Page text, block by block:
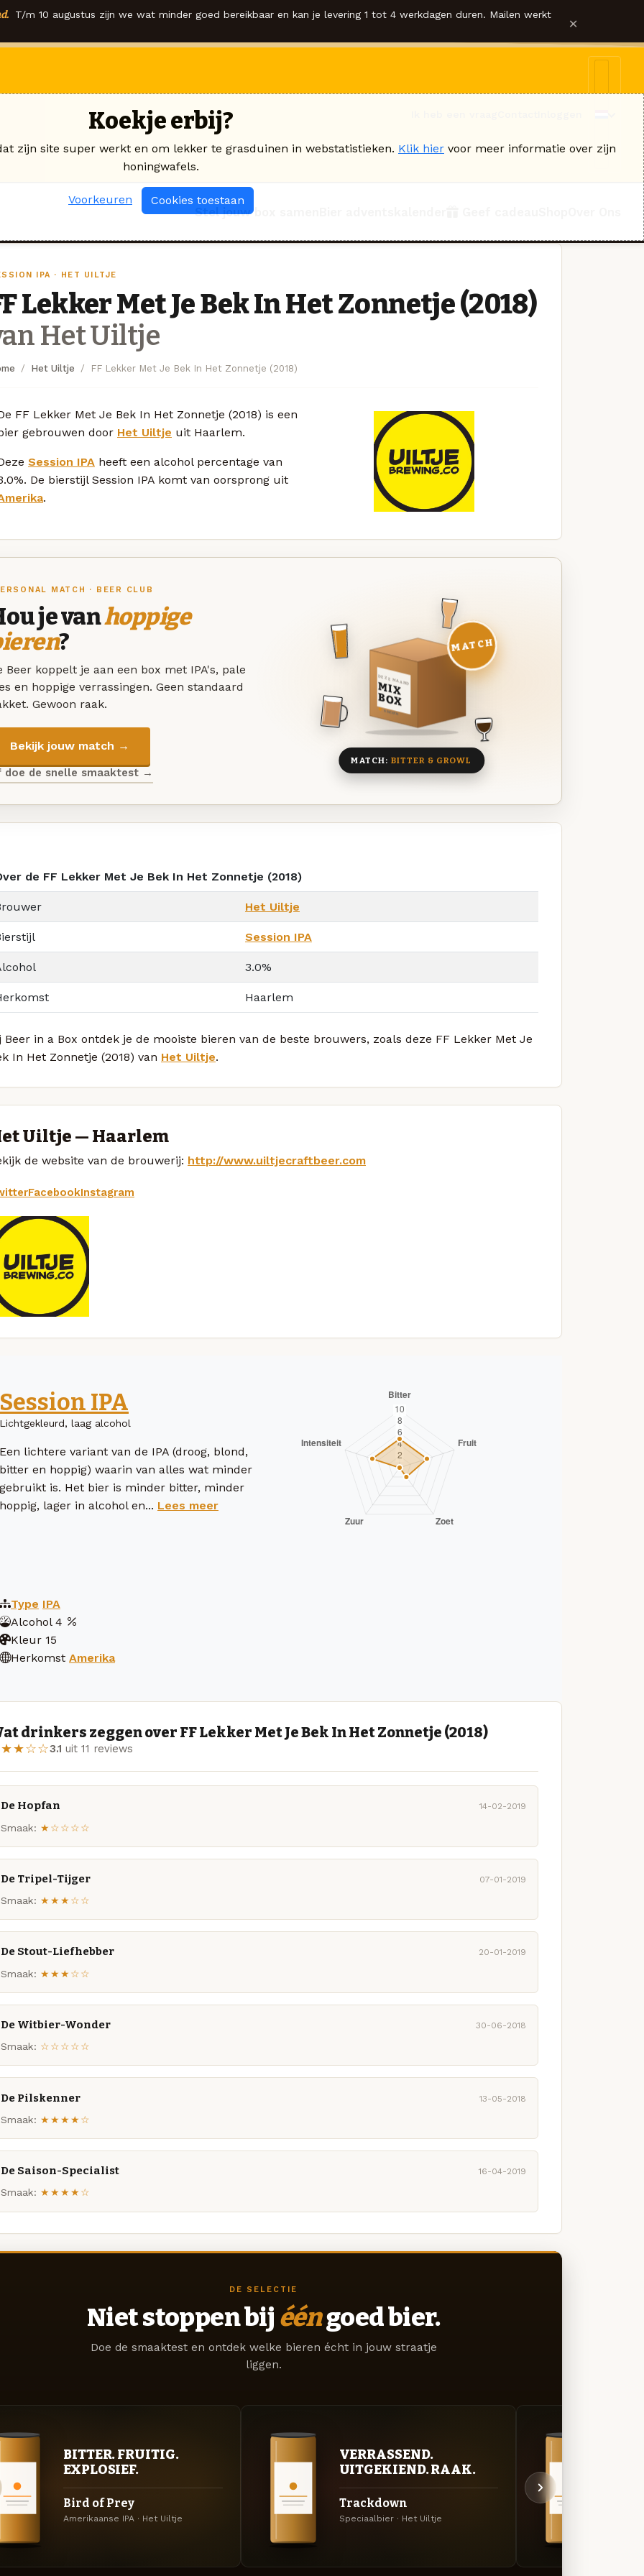
T/m 10 augustus zijn we wat minder goed bereikbaar en kan je levering 1 tot 4 werkdagen duren. Mailen werkt ×
Stel jouw box samen
IPA · HET UILTJE
Lekker Met Je Bek In Het Zonnetje (2018)
Het Uiltje
Het Uiltje FF Lekker Met Je Bek In Het Zonnetje (2018)
FF Lekker Met Je Bek In Het Zonnetje (2018) is een
gebrouwen door Het Uiltje uit Haarlem.
Session IPA heeft een alcohol percentage van
De bierstijl Session IPA komt van oorsprong uit
.
MATCH · BEER CLUB
je vanhoppige
?
Beer koppelt je aan een box met IPA's, pale
en hoppige verrassingen. Geen standaard
Gewoon raak.
Bekijk jouw match →
doe de snelle smaaktest →
DEZE MAAND
MIX
BOX
8 BIEREN
MATCH
MATCH: BITTER & GROWL
de FF Lekker Met Je Bek In Het Zonnetje (2018)
Het Uiltje
Session IPA
3.0%
Haarlem
Beer in a Box ontdek je de mooiste bieren van de beste brouwers, zoals deze FF Lekker Met Je
In Het Zonnetje (2018) van Het Uiltje.
Uiltje — Haarlem
de website van de brouwerij: http://www.uiltjecraftbeer.com
FacebookInstagram
Session IPA
Lichtgekleurd, laag alcohol
Een lichtere variant van de IPA (droog, blond,
bitter en hoppig) waarin van alles wat minder
gebruikt is. Het bier is minder bitter, minder
hoppig, lager in alcohol en... Lees meer
Type IPA
Alcohol 4
Kleur 15
Herkomst Amerika
drinkers zeggen over FF Lekker Met Je Bek In Het Zonnetje (2018)
3.1 uit 11 reviews
De Hopfan 14-02-2019
Smaak: ★☆☆☆☆
De Tripel-Tijger 07-01-2019
Smaak: ★★★☆☆
De Stout-Liefhebber 20-01-2019
Smaak: ★★★☆☆
De Witbier-Wonder 30-06-2018
Smaak: ☆☆☆☆☆
De Pilskenner 13-05-2018
Smaak: ★★★★☆
De Saison-Specialist 16-04-2019
Smaak: ★★★★☆
DE SELECTIE
Niet stoppen bij ééngoed bier.
Doe de smaaktest en ontdek welke bieren écht in jouw straatje
liggen.
BITTER. FRUITIG.
EXPLOSIEF.
Bird of Prey
Amerikaanse IPA · Het Uiltje
VERRASSEND.
UITGEKIEND. RAAK.
Trackdown
Speciaalbier · Het Uiltje
Koekje erbij?
zijn site super werkt en om lekker te grasduinen in webstatistieken. Klik hier voor meer informatie over zijn
honingwafels.
Voorkeuren Cookies toestaan